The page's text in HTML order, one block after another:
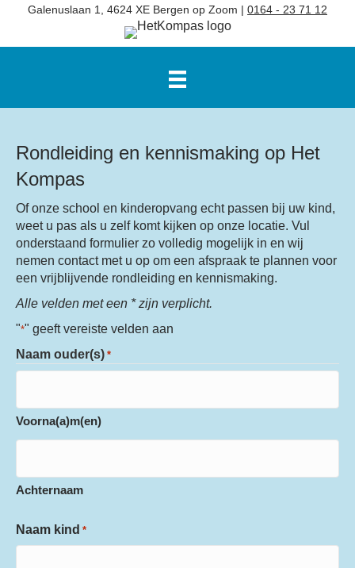
Galenuslaan 1, 4624 XE Bergen op Zoom | 0164 - 23 71 12
Rondleiding en kennismaking op Het
Kompas
Of onze school en kinderopvang echt passen bij uw kind,
weet u pas als u zelf komt kijken op onze locatie. Vul
onderstaand formulier zo volledig mogelijk in en wij
nemen contact met u op om een afspraak te plannen voor
een vrijblijvende rondleiding en kennismaking.
Alle velden met een * zijn verplicht.
"*" geeft vereiste velden aan
Naam ouder(s) *
Voorna(a)m(en)
Achternaam
Naam kind *